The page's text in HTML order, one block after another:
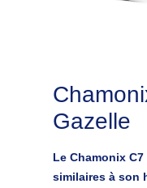
Gazelle
Le Chamonix
similaires à son